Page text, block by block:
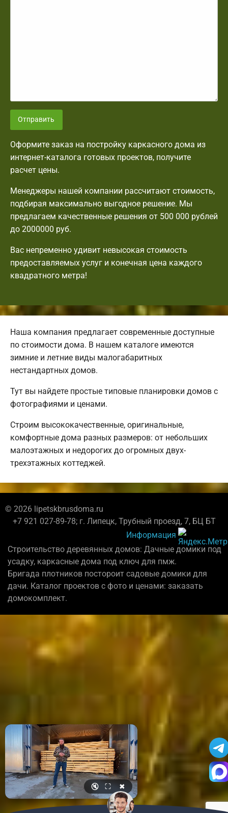
Отправить
Оформите заказ на постройку каркасного дома из
интернет-каталога готовых проектов, получите
расчет цены.
Менеджеры нашей компании рассчитают стоимость,
подбирая максимально выгодное решение. Мы
предлагаем качественные решения от 500 000 рублей
до 2000000 руб.
Вас непременно удивит невысокая стоимость
предоставляемых услуг и конечная цена каждого
квадратного метра!
Наша компания предлагает современные доступные
по стоимости дома. В нашем каталоге имеются
зимние и летние виды малогабаритных
нестандартных домов.
Тут вы найдете простые типовые планировки домов с
фотографиями и ценами.
Строим высококачественные, оригинальные,
комфортные дома разных размеров: от небольших
малоэтажных и недорогих до огромных двух-
трехэтажных коттеджей.
© 2026 lipetskbrusdoma.ru
+7 921 027-89-78; г. Липецк, Трубный проезд, 7, БЦ БТ
Информация
Строительство деревянных домов: Дачные домики под
усадку, каркасные дома под ключ для пмж.
Бригада плотников постороит садовые домики для
дачи. Каталог проектов с фото и ценами: заказать
домокомплект.
🔇 ⛶ ✖